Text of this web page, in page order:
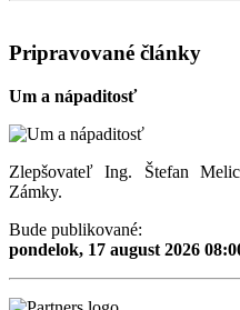
Pripravované články
Um a nápaditosť
Zlepšovateľ Ing. Štefan
Zámky.
Bude publikované:
pondelok, 17 august 2026